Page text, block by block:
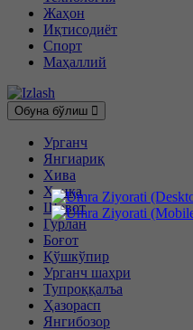
Жаҳон
Иқтисодиёт
Спорт
Маҳаллий
Обуна бўлиш
Урганч
Янгиариқ
Хива
Хонқа
Шовот
Гурлан
Боғот
Қўшкўпир
Урганч шаҳри
Тупроққалъа
Ҳазорасп
Янгибозор